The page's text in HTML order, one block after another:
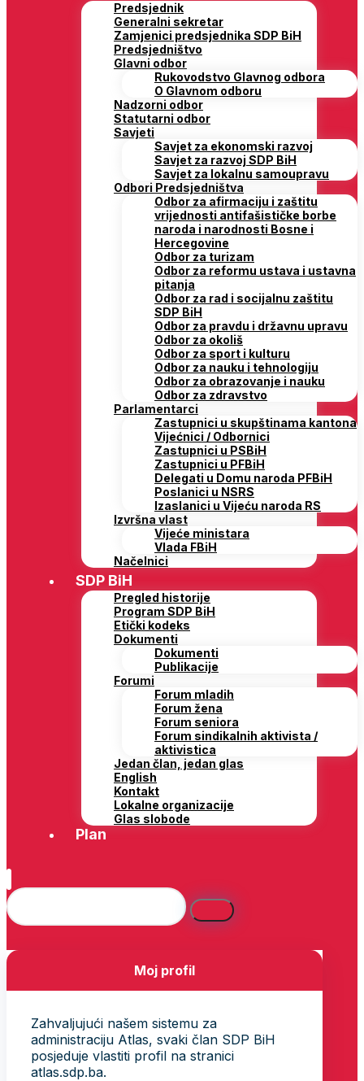
Predsjednik
Generalni sekretar
Zamjenici predsjednika SDP BiH
Predsjedništvo
Glavni odbor
Rukovodstvo Glavnog odbora
O Glavnom odboru
Nadzorni odbor
Statutarni odbor
Savjeti
Savjet za ekonomski razvoj
Savjet za razvoj SDP BiH
Savjet za lokalnu samoupravu
Odbori Predsjedništva
Odbor za afirmaciju i zaštitu
vrijednosti antifašističke borbe
naroda i narodnosti Bosne i
Hercegovine
Odbor za turizam
Odbor za reformu ustava i ustavna
pitanja
Odbor za rad i socijalnu zaštitu
SDP BiH
Odbor za pravdu i državnu upravu
Odbor za okoliš
Odbor za sport i kulturu
Odbor za nauku i tehnologiju
Odbor za obrazovanje i nauku
Odbor za zdravstvo
Parlamentarci
Zastupnici u skupštinama kantona
Vijećnici / Odbornici
Zastupnici u PSBiH
Zastupnici u PFBiH
Delegati u Domu naroda PFBiH
Poslanici u NSRS
Izaslanici u Vijeću naroda RS
Izvršna vlast
Vijeće ministara
Vlada FBiH
Načelnici
SDP BiH
Pregled historije
Program SDP BiH
Etički kodeks
Dokumenti
Dokumenti
Publikacije
Forumi
Forum mladih
Forum žena
Forum seniora
Forum sindikalnih aktivista /
aktivistica
Jedan član, jedan glas
English
Kontakt
Lokalne organizacije
Glas slobode
Plan
Moj profil
Zahvaljujući našem sistemu za
administraciju Atlas, svaki član SDP BiH
posjeduje vlastiti profil na stranici
atlas.sdp.ba.